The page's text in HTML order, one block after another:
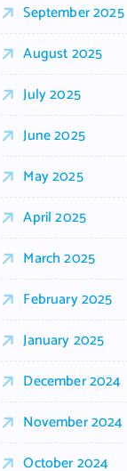
September 2025
August 2025
July 2025
June 2025
May 2025
April 2025
March 2025
February 2025
January 2025
December 2024
November 2024
October 2024